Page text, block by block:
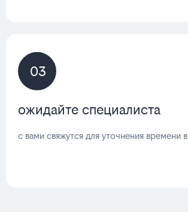
03
ожидайте специалиста
с вами свяжутся для уточнения времени